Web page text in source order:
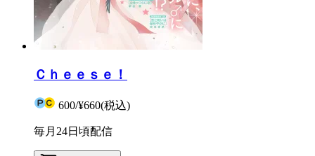
Ｃｈｅｅｓｅ！
600/¥660(税込)
毎月24日頃配信